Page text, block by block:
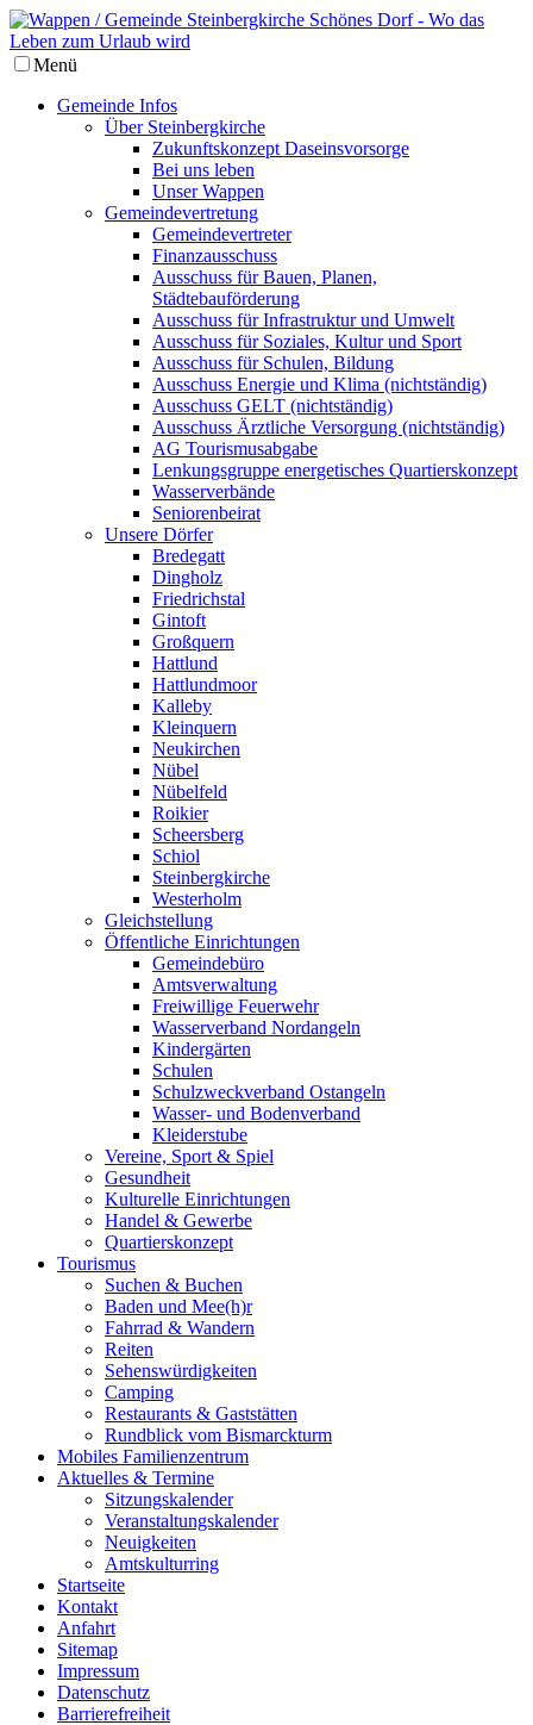
Menü
Gemeinde Infos
Über Steinbergkirche
Zukunftskonzept Daseinsvorsorge
Bei uns leben
Unser Wappen
Gemeindevertretung
Gemeindevertreter
Finanzausschuss
Ausschuss für Bauen, Planen,
Städtebauförderung
Ausschuss für Infrastruktur und Umwelt
Ausschuss für Soziales, Kultur und Sport
Ausschuss für Schulen, Bildung
Ausschuss Energie und Klima (nichtständig)
Ausschuss GELT (nichtständig)
Ausschuss Ärztliche Versorgung (nichtständig)
AG Tourismusabgabe
Lenkungsgruppe energetisches Quartierskonzept
Wasserverbände
Seniorenbeirat
Unsere Dörfer
Bredegatt
Dingholz
Friedrichstal
Gintoft
Großquern
Hattlund
Hattlundmoor
Kalleby
Kleinquern
Neukirchen
Nübel
Nübelfeld
Roikier
Scheersberg
Schiol
Steinbergkirche
Westerholm
Gleichstellung
Öffentliche Einrichtungen
Gemeindebüro
Amtsverwaltung
Freiwillige Feuerwehr
Wasserverband Nordangeln
Kindergärten
Schulen
Schulzweckverband Ostangeln
Wasser- und Bodenverband
Kleiderstube
Vereine, Sport & Spiel
Gesundheit
Kulturelle Einrichtungen
Handel & Gewerbe
Quartierskonzept
Tourismus
Suchen & Buchen
Baden und Mee(h)r
Fahrrad & Wandern
Reiten
Sehenswürdigkeiten
Camping
Restaurants & Gaststätten
Rundblick vom Bismarckturm
Mobiles Familienzentrum
Aktuelles & Termine
Sitzungskalender
Veranstaltungskalender
Neuigkeiten
Amtskulturring
Startseite
Kontakt
Anfahrt
Sitemap
Impressum
Datenschutz
Barrierefreiheit